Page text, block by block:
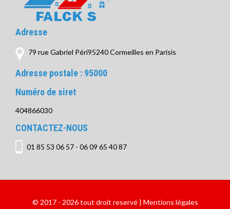
Adresse
79 rue Gabriel Péri95240 Cormeilles en Parisis
Adresse postale : 95000
Numéro de siret
404866030
CONTACTEZ-NOUS
01 85 53 06 57 - 06 09 65 40 87
© 2017 - 2026 tout droit reservé | Mentions légales